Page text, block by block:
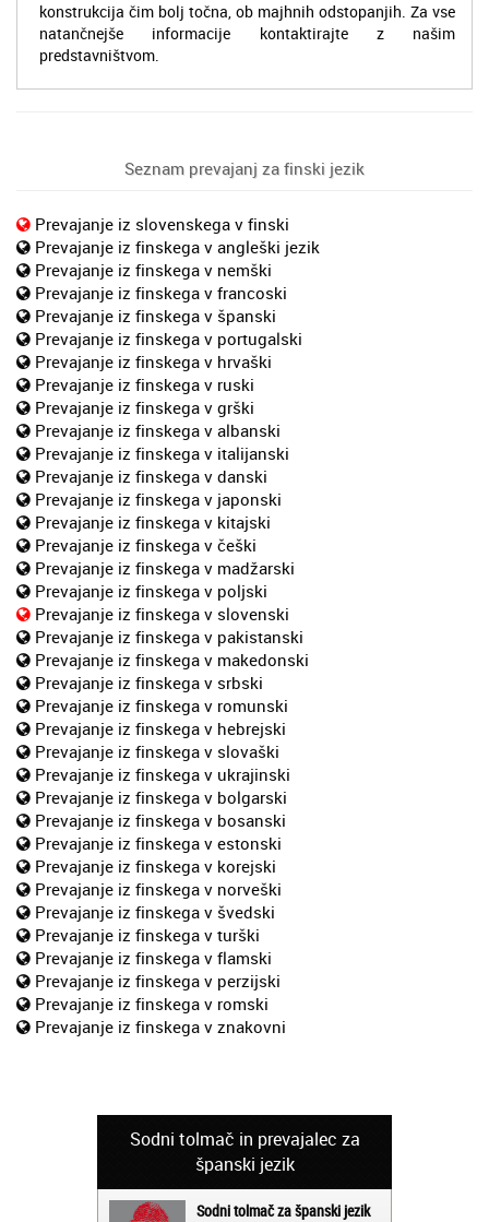
konstrukcija čim bolj točna, ob majhnih odstopanjih. Za vse
natančnejše informacije kontaktirajte z našim
predstavništvom.
Seznam prevajanj za finski jezik
Prevajanje iz slovenskega v finski
Prevajanje iz finskega v angleški jezik
Prevajanje iz finskega v nemški
Prevajanje iz finskega v francoski
Prevajanje iz finskega v španski
Prevajanje iz finskega v portugalski
Prevajanje iz finskega v hrvaški
Prevajanje iz finskega v ruski
Prevajanje iz finskega v grški
Prevajanje iz finskega v albanski
Prevajanje iz finskega v italijanski
Prevajanje iz finskega v danski
Prevajanje iz finskega v japonski
Prevajanje iz finskega v kitajski
Prevajanje iz finskega v češki
Prevajanje iz finskega v madžarski
Prevajanje iz finskega v poljski
Prevajanje iz finskega v slovenski
Prevajanje iz finskega v pakistanski
Prevajanje iz finskega v makedonski
Prevajanje iz finskega v srbski
Prevajanje iz finskega v romunski
Prevajanje iz finskega v hebrejski
Prevajanje iz finskega v slovaški
Prevajanje iz finskega v ukrajinski
Prevajanje iz finskega v bolgarski
Prevajanje iz finskega v bosanski
Prevajanje iz finskega v estonski
Prevajanje iz finskega v korejski
Prevajanje iz finskega v norveški
Prevajanje iz finskega v švedski
Prevajanje iz finskega v turški
Prevajanje iz finskega v flamski
Prevajanje iz finskega v perzijski
Prevajanje iz finskega v romski
Prevajanje iz finskega v znakovni
Sodni tolmač in prevajalec za
španski jezik
Sodni tolmač za španski jezik